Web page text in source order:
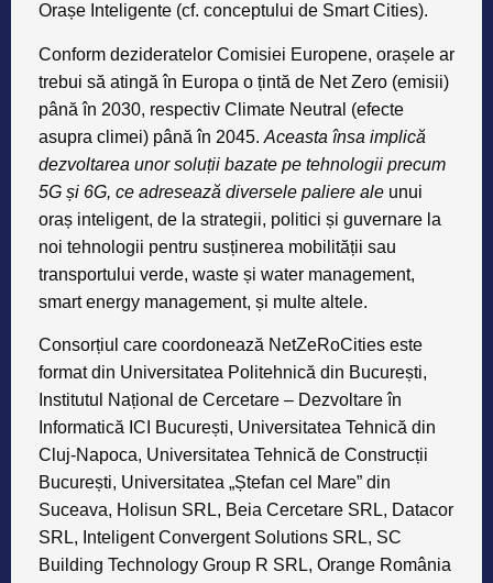
Orașe Inteligente (cf. conceptului de Smart Cities).
Conform dezideratelor Comisiei Europene, orașele ar
trebui să atingă în Europa o țintă de Net Zero (emisii)
până în 2030, respectiv Climate Neutral (efecte
asupra climei) până în 2045. Aceasta însa implică
dezvoltarea unor soluții bazate pe tehnologii precum
5G și 6G, ce adresează diversele paliere ale unui
oraș inteligent, de la strategii, politici și guvernare la
noi tehnologii pentru susținerea mobilității sau
transportului verde, waste și water management,
smart energy management, și multe altele.
Consorțiul care coordonează NetZeRoCities este
format din Universitatea Politehnică din București,
Institutul Național de Cercetare – Dezvoltare în
Informatică ICI București, Universitatea Tehnică din
Cluj-Napoca, Universitatea Tehnică de Construcții
București, Universitatea „Ștefan cel Mare” din
Suceava, Holisun SRL, Beia Cercetare SRL, Datacor
SRL, Inteligent Convergent Solutions SRL, SC
Building Technology Group R SRL, Orange România